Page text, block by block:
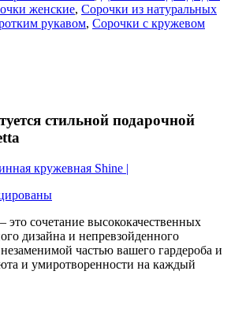
женские, Сорочки из натуральных
рукавом, Сорочки с кружевом
стильной подарочной
это сочетание высококачественных
дизайна и непревзойденного
частью вашего гардероба и
и умиротворенности на каждый